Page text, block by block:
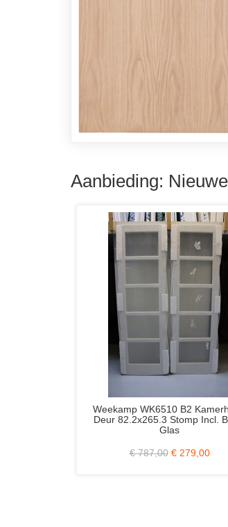
Aanbieding:
1 Set Java Industrieel Openslaande
Deuren 2/94.5x231.5 Stomp Incl. Mat
€ 499,00